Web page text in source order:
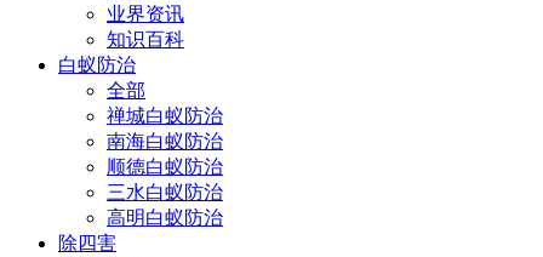
业界资讯
知识百科
白蚁防治
全部
禅城白蚁防治
南海白蚁防治
顺德白蚁防治
三水白蚁防治
高明白蚁防治
除四害